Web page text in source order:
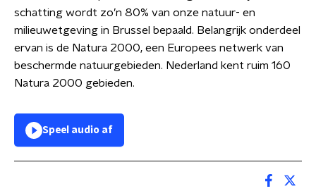
schatting wordt zo’n 80% van onze natuur- en
milieuwetgeving in Brussel bepaald. Belangrijk onderdeel
ervan is de Natura 2000, een Europees netwerk van
beschermde natuurgebieden. Nederland kent ruim 160
Natura 2000 gebieden.
Speel audio af